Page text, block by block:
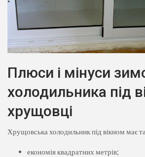
Плюси і мінуси
холодильника під
хрущовці
Хрущовська холодильник під вікном має
економія квадратних метрів;